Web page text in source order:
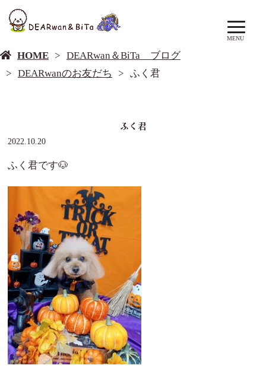
MENU
HOME
DEARwan＆BiTa ブログ
DEARwanのお友だち
ふく君
ふく君
2022.10.20
ふく君です🐶